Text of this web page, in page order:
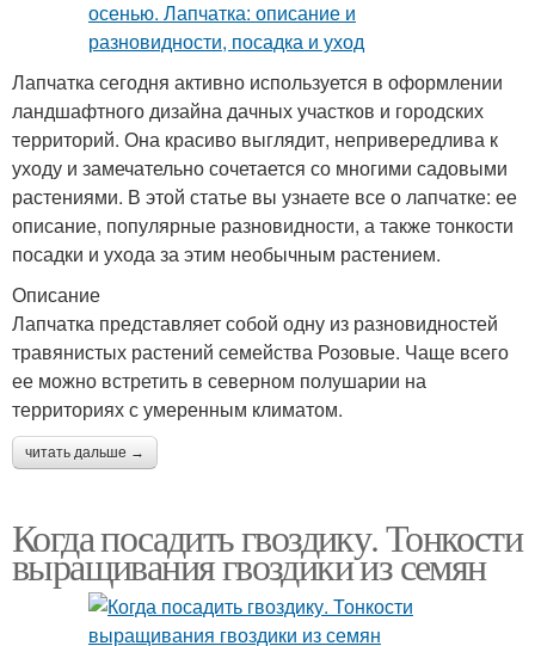
Лапчатка сегодня активно используется в оформлении
ландшафтного дизайна дачных участков и городских
территорий. Она красиво выглядит, непривередлива к
уходу и замечательно сочетается со многими садовыми
растениями. В этой статье вы узнаете все о лапчатке: ее
описание, популярные разновидности, а также тонкости
посадки и ухода за этим необычным растением.
Описание
Лапчатка представляет собой одну из разновидностей
травянистых растений семейства Розовые. Чаще всего
ее можно встретить в северном полушарии на
территориях с умеренным климатом.
читать дальше →
Когда посадить гвоздику. Тонкости
выращивания гвоздики из семян